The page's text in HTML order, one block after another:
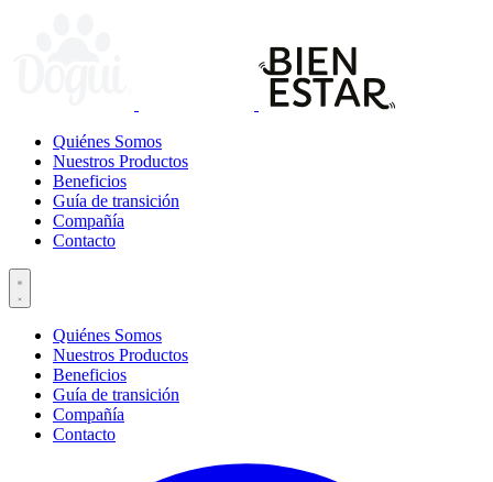
Quiénes Somos
Nuestros Productos
Beneficios
Guía de transición
Compañía
Contacto
Quiénes Somos
Nuestros Productos
Beneficios
Guía de transición
Compañía
Contacto